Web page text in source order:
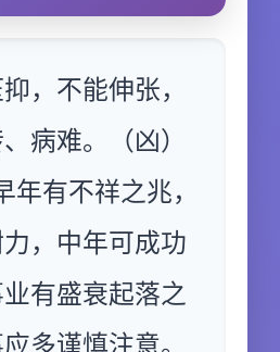
，不能伸张，
病难。（凶）
年有不祥之兆，
，中年可成功
有盛衰起落之
多谨慎注意。